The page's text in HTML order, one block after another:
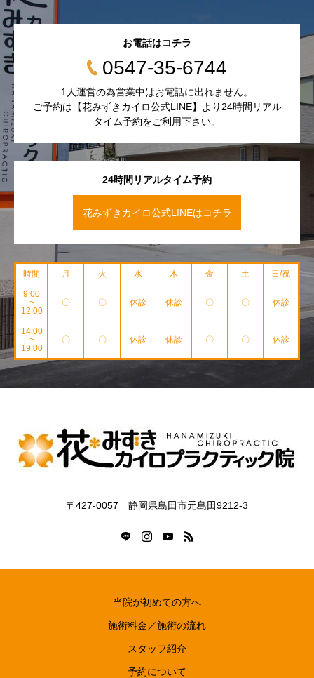
24時間リアルタイム予約
花みずきカイロ公式LINEはコチラ
お電話はコチラ
0547-35-6744
1人運営の為営業中はお電話に出れません。
ご予約は【花みずきカイロ公式LINE】より24時間リアル
タイム予約をご利用下さい。
時間 月 火 水 木 金 土 日/祝
9:00
~
12:00
〇 〇 休診 休診 〇 〇 休診
14:00
~
19:00
〇 〇 休診 休診 〇 〇 休診
〒427-0057 静岡県島田市元島田9212-3
当院が初めての方へ
施術料金／施術の流れ
スタッフ紹介
予約について